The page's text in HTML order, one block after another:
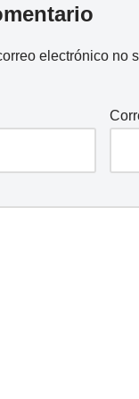
electrónico no